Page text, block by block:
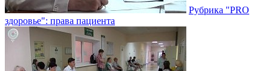
Рубрика "PRO
здоровье": права пациента